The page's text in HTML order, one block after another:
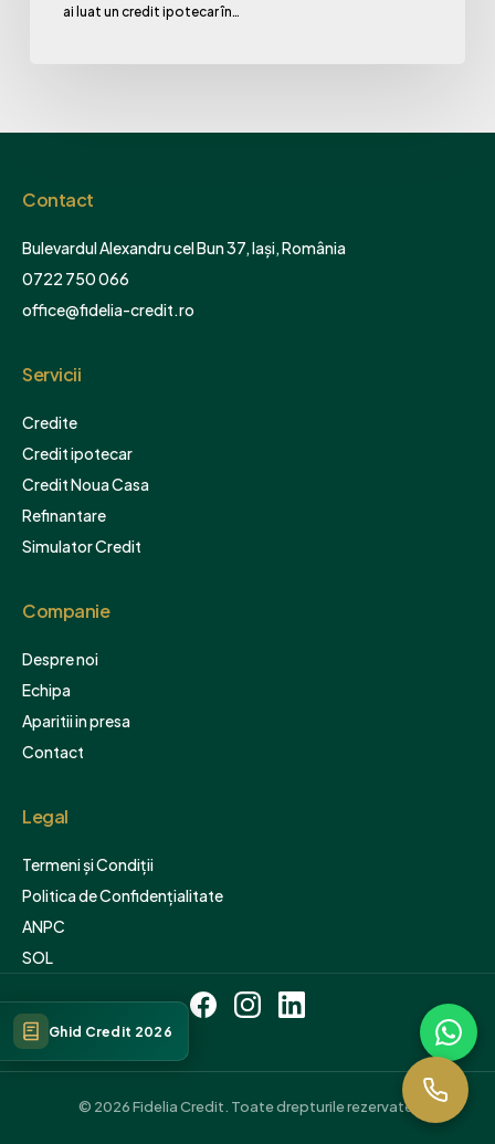
ridicate
ai luat un credit ipotecar în…
Contact
Bulevardul Alexandru cel Bun 37, Iași, România
0722 750 066
office@fidelia-credit.ro
Servicii
Credite
Credit ipotecar
Credit Noua Casa
Refinantare
Simulator Credit
Companie
Despre noi
Echipa
Aparitii in presa
Contact
Legal
Termeni și Condiții
Politica de Confidențialitate
ANPC
SOL
© 2026 Fidelia Credit. Toate drepturile rezervate.
Ghid Credit 2026